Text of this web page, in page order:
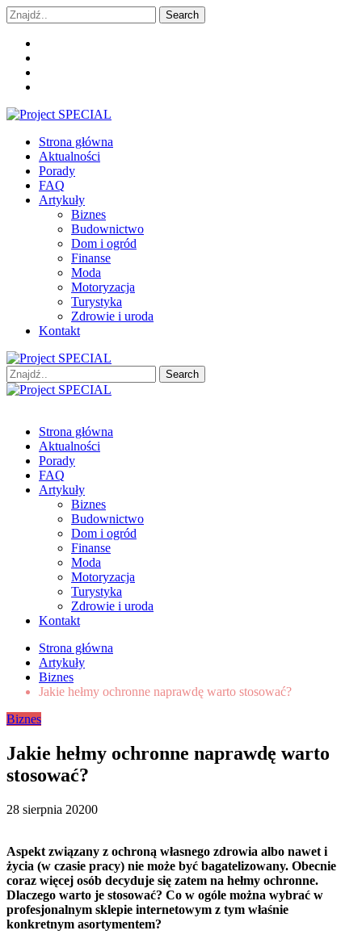
Skip
to
navigation
Skip
to
content
Search
for:
Project SPECIAL
Wyspecjalizowane publikacje
Strona główna
Aktualności
Porady
FAQ
Artykuły
Biznes
Budownictwo
Dom i ogród
Finanse
Moda
Motoryzacja
Turystyka
Zdrowie i uroda
Kontakt
Search
for:
Strona główna
Aktualności
Porady
FAQ
Artykuły
Biznes
Budownictwo
Dom i ogród
Finanse
Moda
Motoryzacja
Turystyka
Zdrowie i uroda
Kontakt
Strona główna
Artykuły
Biznes
Jakie hełmy ochronne naprawdę warto stosować?
Biznes
Jakie hełmy ochronne naprawdę warto
stosować?
28 sierpnia 20200
Aspekt związany z ochroną własnego zdrowia albo nawet i
życia (w czasie pracy) nie może być bagatelizowany. Obecnie
coraz więcej osób decyduje się zatem na hełmy ochronne.
Dlaczego warto je stosować? Co w ogóle można wybrać w
profesjonalnym sklepie internetowym z tym właśnie
konkretnym asortymentem?